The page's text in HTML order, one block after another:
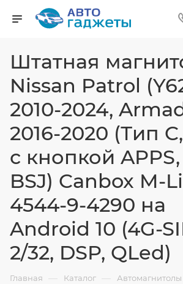
Штатная
Nissan Patrol
2010-2024,
2016-2020 (Тип
с кнопкой
BSJ) Canbox M-
4544-9-4290 на
Android 10 (4G-
2/32, DSP, QLed)
Главная — Каталог — Автомагнитолы